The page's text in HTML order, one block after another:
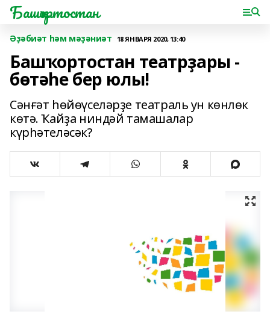
Башҡортостан
Әҙәбиәт һәм мәҙәниәт 18 ЯНВАРЯ 2020, 13:40
Башҡортостан театрҙары -
бөтәһе бер юлы!
Сәнғәт һөйөүселәрҙе театраль ун көнлөк
көтә. Ҡайҙа ниндәй тамашалар
күрһәтеләсәк?